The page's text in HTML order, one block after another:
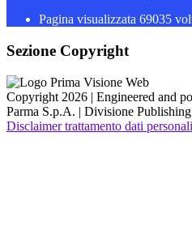
Pagina visualizzata 69035
Sezione Copyright
Copyright 2026 | Engineered and
Parma S.p.A. | Divisione
Disclaimer trattamento dati personali